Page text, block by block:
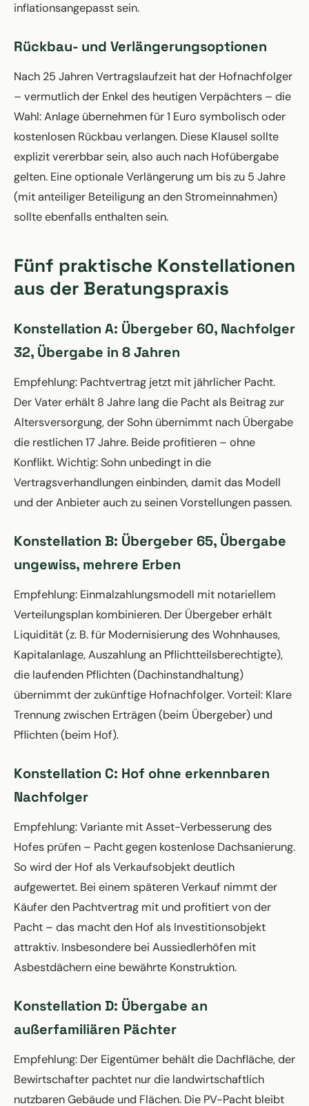
inflationsangepasst sein.
Rückbau- und Verlängerungsoptionen
Nach 25 Jahren Vertragslaufzeit hat der Hofnachfolger
– vermutlich der Enkel des heutigen Verpächters – die
Wahl: Anlage übernehmen für 1 Euro symbolisch oder
kostenlosen Rückbau verlangen. Diese Klausel sollte
explizit vererbbar sein, also auch nach Hofübergabe
gelten. Eine optionale Verlängerung um bis zu 5 Jahre
(mit anteiliger Beteiligung an den Stromeinnahmen)
sollte ebenfalls enthalten sein.
Fünf praktische Konstellationen
aus der Beratungspraxis
Konstellation A: Übergeber 60, Nachfolger
32, Übergabe in 8 Jahren
Empfehlung: Pachtvertrag jetzt mit jährlicher Pacht.
Der Vater erhält 8 Jahre lang die Pacht als Beitrag zur
Altersversorgung, der Sohn übernimmt nach Übergabe
die restlichen 17 Jahre. Beide profitieren – ohne
Konflikt. Wichtig: Sohn unbedingt in die
Vertragsverhandlungen einbinden, damit das Modell
und der Anbieter auch zu seinen Vorstellungen passen.
Konstellation B: Übergeber 65, Übergabe
ungewiss, mehrere Erben
Empfehlung: Einmalzahlungsmodell mit notariellem
Verteilungsplan kombinieren. Der Übergeber erhält
Liquidität (z. B. für Modernisierung des Wohnhauses,
Kapitalanlage, Auszahlung an Pflichtteilsberechtigte),
die laufenden Pflichten (Dachinstandhaltung)
übernimmt der zukünftige Hofnachfolger. Vorteil: Klare
Trennung zwischen Erträgen (beim Übergeber) und
Pflichten (beim Hof).
Konstellation C: Hof ohne erkennbaren
Nachfolger
Empfehlung: Variante mit Asset-Verbesserung des
Hofes prüfen – Pacht gegen kostenlose Dachsanierung.
So wird der Hof als Verkaufsobjekt deutlich
aufgewertet. Bei einem späteren Verkauf nimmt der
Käufer den Pachtvertrag mit und profitiert von der
Pacht – das macht den Hof als Investitionsobjekt
attraktiv. Insbesondere bei Aussiedlerhöfen mit
Asbestdächern eine bewährte Konstruktion.
Konstellation D: Übergabe an
außerfamiliären Pächter
Empfehlung: Der Eigentümer behält die Dachfläche, der
Bewirtschafter pachtet nur die landwirtschaftlich
nutzbaren Gebäude und Flächen. Die PV-Pacht bleibt